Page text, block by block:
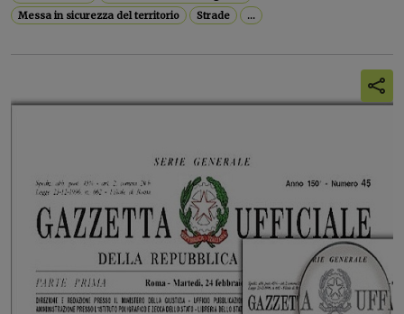
Messa in sicurezza del territorio
Strade ...